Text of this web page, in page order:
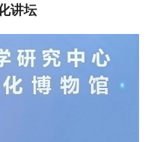
讲坛